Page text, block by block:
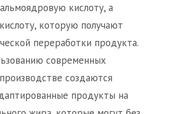
кислоту, а
которую получают
переработки продукта.
современных
создаются
продукты на